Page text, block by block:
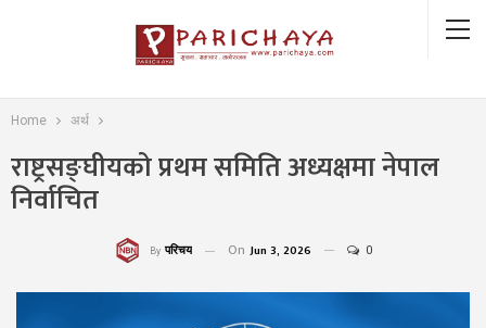
Home अर्थ
राष्ट्रसङ्घीयको प्रथम समिति अध्यक्षमा नेपाल
निर्वाचित
By परिचय On Jun 3, 2026 0